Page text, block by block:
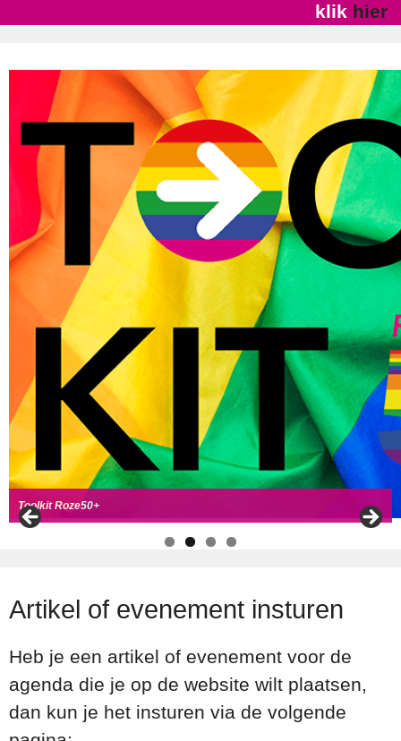
klik hier
Roze50+ zoekt coll
Toolkit Roze50+
Handboek Roze Loper
Handreiking voor Roze 50+ ambassadeurs
Artikel of evenement insturen
Heb je een artikel of evenement voor de
agenda die je op de website wilt plaatsen,
dan kun je het insturen via de volgende